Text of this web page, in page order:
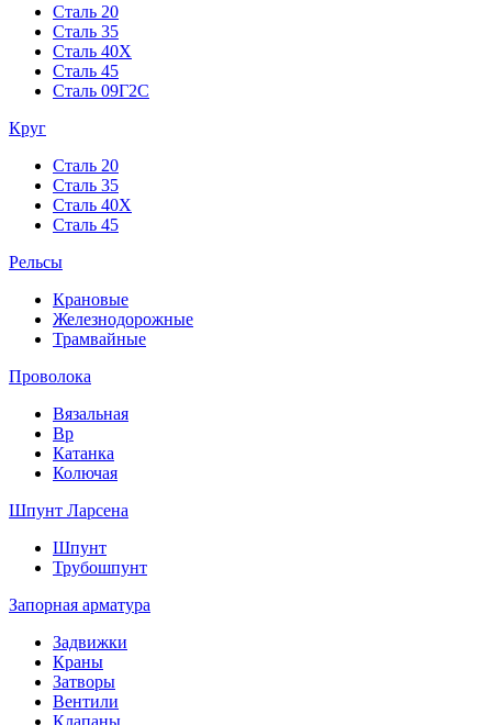
Сталь 20
Сталь 35
Сталь 40Х
Сталь 45
Сталь 09Г2С
Круг
Сталь 20
Сталь 35
Сталь 40Х
Сталь 45
Рельсы
Крановые
Железнодорожные
Трамвайные
Проволока
Вязальная
Вр
Катанка
Колючая
Шпунт Ларсена
Шпунт
Трубошпунт
Запорная арматура
Задвижки
Краны
Затворы
Вентили
Клапаны